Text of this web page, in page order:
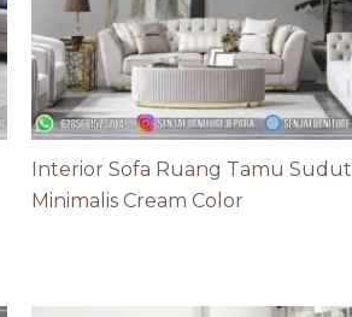
Interior Sofa Ruang Tamu Sudut
Minimalis Cream Color